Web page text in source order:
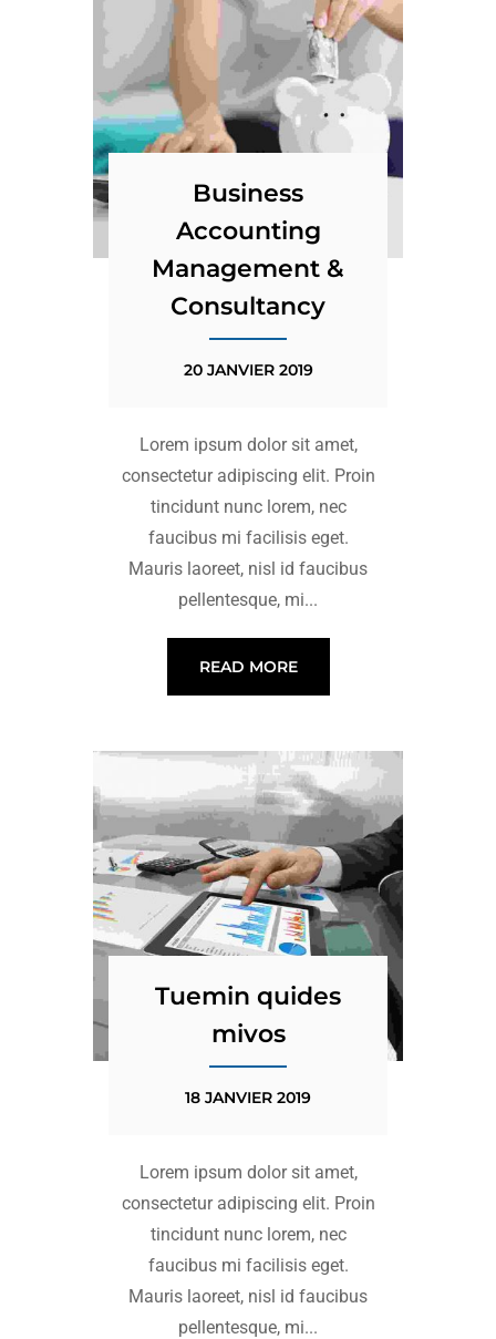
Business
Accounting
Management &
Consultancy
20 JANVIER 2019
Lorem ipsum dolor sit amet,
consectetur adipiscing elit. Proin
tincidunt nunc lorem, nec
faucibus mi facilisis eget.
Mauris laoreet, nisl id faucibus
pellentesque, mi...
READ MORE
Tuemin quides
mivos
18 JANVIER 2019
Lorem ipsum dolor sit amet,
consectetur adipiscing elit. Proin
tincidunt nunc lorem, nec
faucibus mi facilisis eget.
Mauris laoreet, nisl id faucibus
pellentesque, mi...